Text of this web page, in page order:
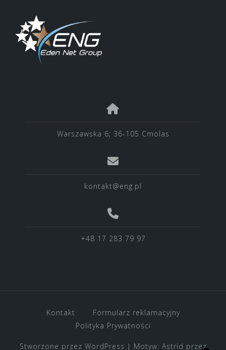
Warszawska 6; 36-105 Cmolas
kontakt@eng.pl
+48 17 283 79 97
Kontakt
Formularz reklamacyjny
Polityka Prywatności
Stworzone przez WordPress | Motyw: Astrid przez